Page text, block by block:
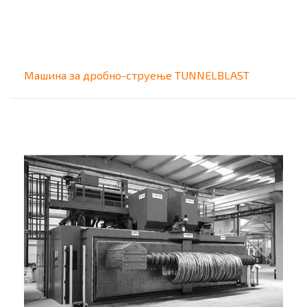
Машина за дробно-струење TUNNELBLAST